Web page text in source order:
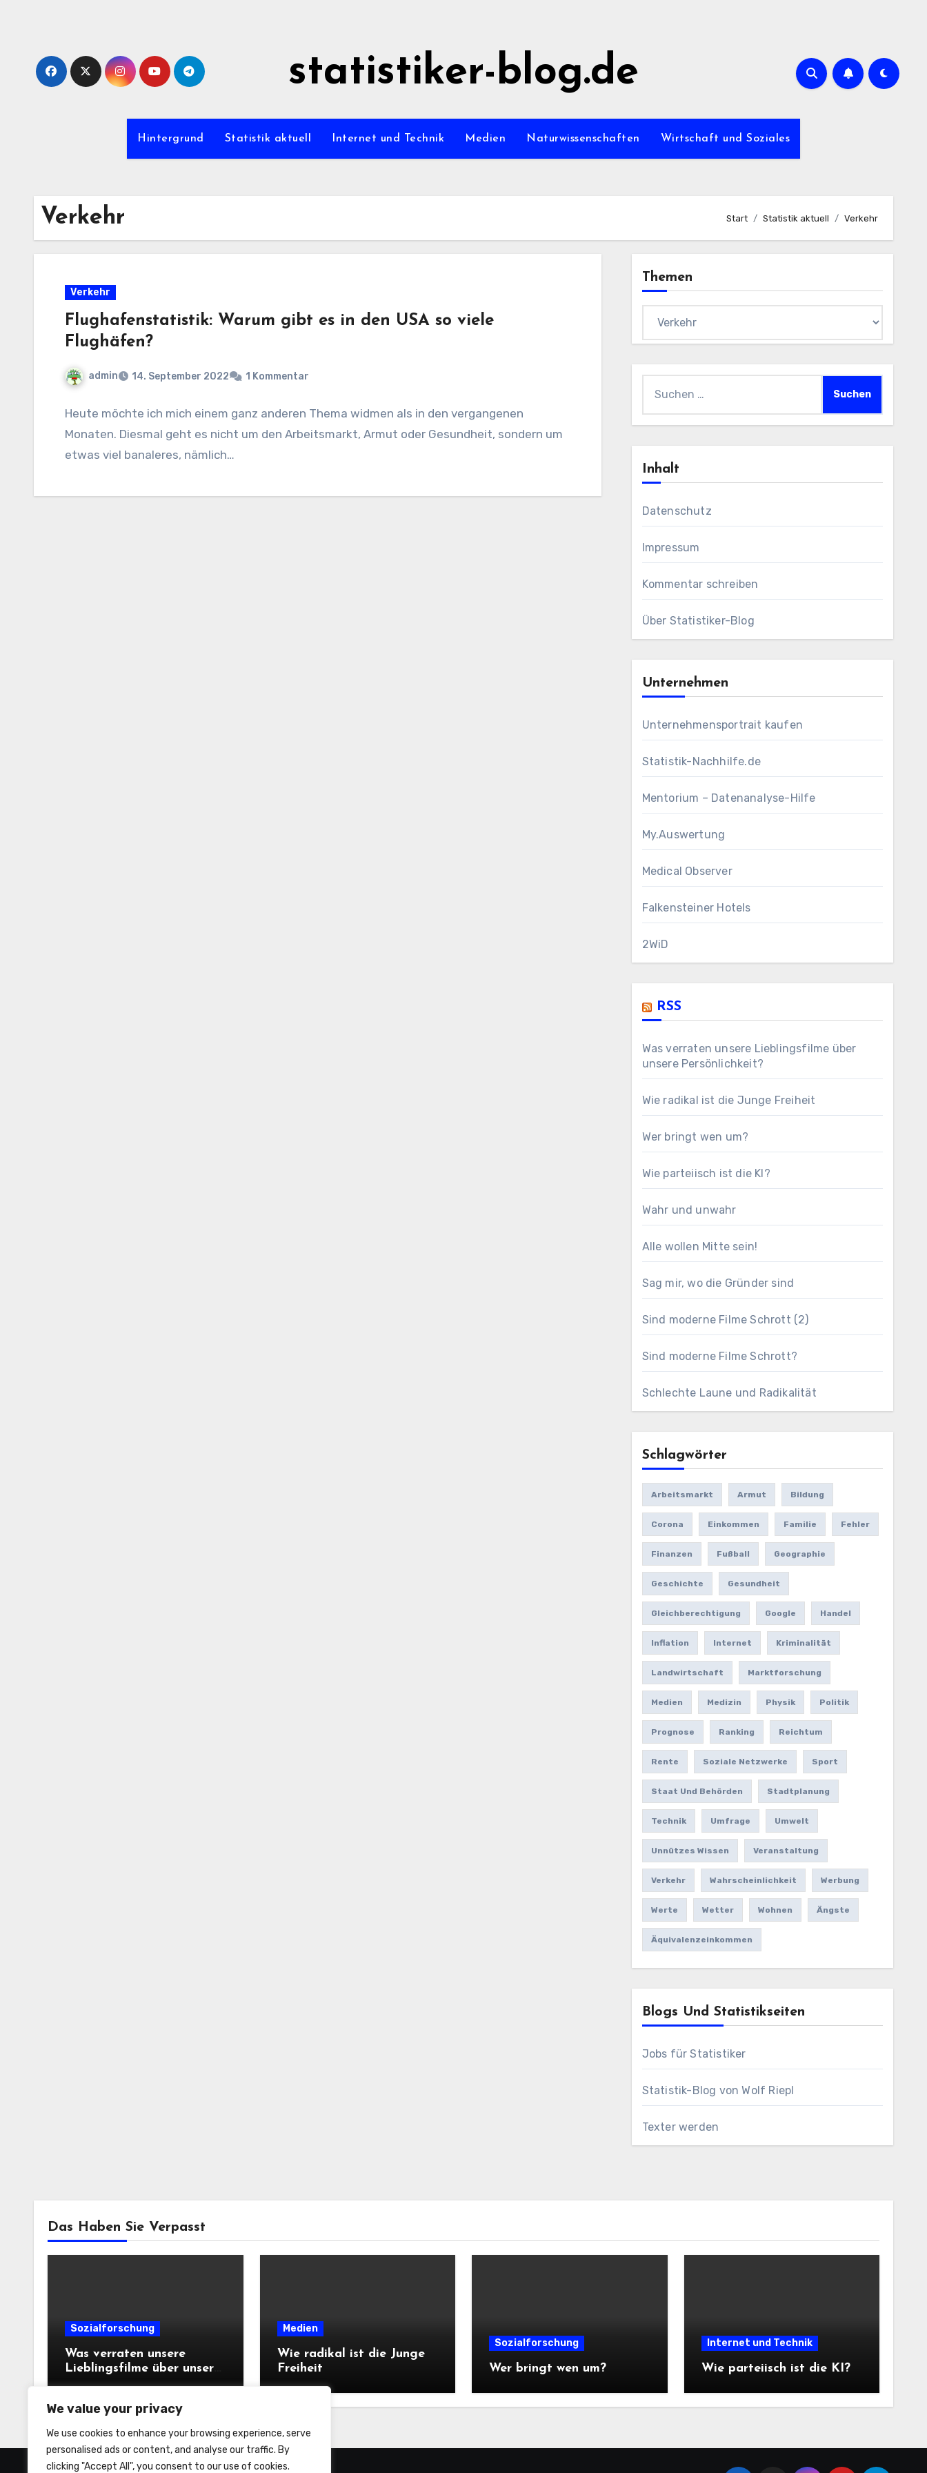
We value your privacy
We use cookies to enhance your browsing experience, serve
personalised ads or content, and analyse our traffic. By
clicking "Accept All", you consent to our use of cookies.
statistiker-blog.de
Hintergrund Statistik aktuell Internet und Technik Medien Naturwissenschaften Wirtschaft und Soziales
Verkehr Start Statistik aktuell Verkehr
Verkehr
Flughafenstatistik: Warum gibt es in den USA so viele
Flughäfen?
admin 14. September 2022 1 Kommentar
Heute möchte ich mich einem ganz anderen Thema widmen als in den vergangenen
Monaten. Diesmal geht es nicht um den Arbeitsmarkt, Armut oder Gesundheit, sondern um
etwas viel banaleres, nämlich…
Themen
nach:
Inhalt
Datenschutz
Impressum
Kommentar schreiben
Über Statistiker-Blog
Unternehmen
Unternehmensportrait kaufen
Statistik-Nachhilfe.de
Mentorium – Datenanalyse-Hilfe
My.Auswertung
Medical Observer
Falkensteiner Hotels
2WiD
RSS
Was verraten unsere Lieblingsfilme über
unsere Persönlichkeit?
Wie radikal ist die Junge Freiheit
Wer bringt wen um?
Wie parteiisch ist die KI?
Wahr und unwahr
Alle wollen Mitte sein!
Sag mir, wo die Gründer sind
Sind moderne Filme Schrott (2)
Sind moderne Filme Schrott?
Schlechte Laune und Radikalität
Schlagwörter
Arbeitsmarkt Armut Bildung
Corona Einkommen Familie Fehler
Finanzen Fußball Geographie
Geschichte Gesundheit
Gleichberechtigung Google Handel
Inflation Internet Kriminalität
Landwirtschaft Marktforschung
Medien Medizin Physik Politik
Prognose Ranking Reichtum
Rente Soziale Netzwerke Sport
Staat Und Behörden Stadtplanung
Technik Umfrage Umwelt
Unnützes Wissen Veranstaltung
Verkehr Wahrscheinlichkeit Werbung
Werte Wetter Wohnen Ängste
Äquivalenzeinkommen
Blogs Und Statistikseiten
Jobs für Statistiker
Statistik-Blog von Wolf Riepl
Texter werden
Das Haben Sie Verpasst
Sozialforschung
Was verraten unsere
Lieblingsfilme über unsere
Persönlichkeit?
Medien
Wie radikal ist die Junge
Freiheit
Sozialforschung
Wer bringt wen um?
Internet und Technik
Wie parteiisch ist die KI?